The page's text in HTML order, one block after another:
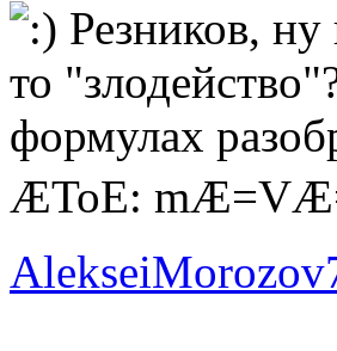
Резников,
то
формулах
ÆToE: